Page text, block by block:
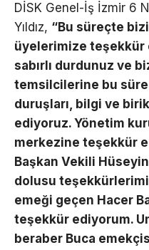
DİSK Genel-İş İzmir 6
Yıldız, “Bu süreçte
üyelerimize teşekkür
sabırlı durdunuz ve
temsilcilerine bu
duruşları, bilgi ve
ediyoruz. Yönetim
merkezine teşekkür
Başkan Vekili
dolusu
emeği geçen Hacer
teşekkür ediyorum.
beraber Buca